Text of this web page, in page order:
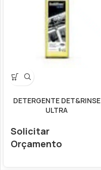
DETERGENTE DET&RINSE
ULTRA
Solicitar
Orçamento